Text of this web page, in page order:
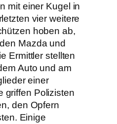
mit einer Kugel in
vier weitere
hoben ab,
Mazda und
Ermittler stellten
Auto und am
einer
griffen Polizisten
den Opfern
Einige